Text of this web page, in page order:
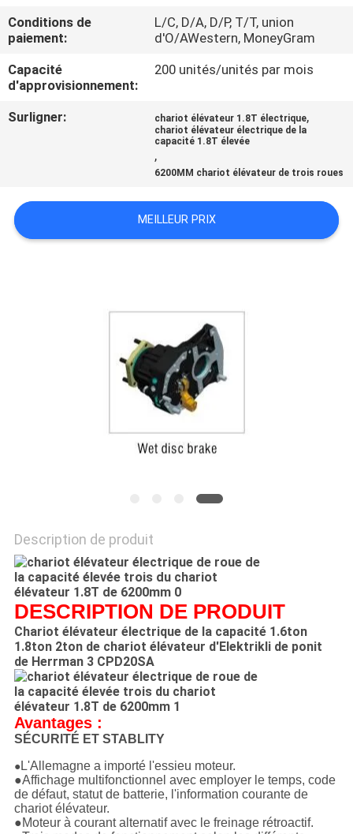
NOUS
NOUVELLES
PLAN
CONFIDENTIALITÉ
Conditions de
paiement:
L/C, D/A, D/P, T/T, union
d'O/AWestern, MoneyGram
Capacité
d'approvisionnement:
200 unités/unités par mois
Surligner: chariot élévateur 1.8T électrique,
chariot élévateur électrique de la
capacité 1.8T élevée
,
6200MM chariot élévateur de trois roues
MEILLEUR PRIX
Description de produit
DESCRIPTION DE PRODUIT
Chariot élévateur électrique de la capacité 1.6ton
1.8ton 2ton de chariot élévateur d'Elektrikli de ponit
de Herrman 3 CPD20SA
Avantages :
SÉCURITÉ ET STABLITY
●L'Allemagne a importé l'essieu moteur.
●Affichage multifonctionnel avec employer le temps, code
de défaut, statut de batterie, l'information courante de
chariot élévateur.
●Moteur à courant alternatif avec le freinage rétroactif.